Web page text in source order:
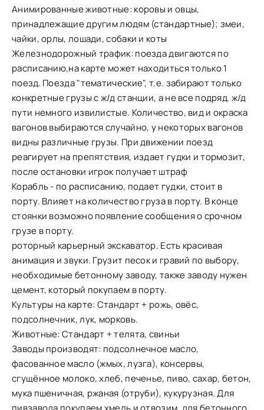
Анимированные животные: коровы и овцы,
принадлежащие другим людям (стандартные); змеи,
чайки, орлы, лошади, собаки и коты
Железнодорожный трафик: поезда двигаются по
расписанию,на карте может находиться только 1
поезд. Поезда "тематические", т.е. забирают только
конкретные грузы с ж/д станции, а не все подряд. ж/д
пути немного извилистые. Количество, вид и окраска
вагонов выбираются случайно, у некоторых вагонов
видны различные грузы. При движении поезд
реагирует на препятствия, издает гудки и тормозит,
после остановки игрок получает штраф
Корабль - по расписанию, подает гудки, стоит в
порту. Влияет на количество груза в порту. В конце
стоянки возможно появление сообщения о срочном
грузе в порту.
роторный карьерный экскаватор. Есть красивая
анимация и звуки. Грузит песок и гравий по выбору,
необходимые бетонному заводу, также заводу нужен
цемент, который покупаем в порту.
Культуры на карте: Стандарт + рожь, овёс,
подсолнечник, лук, морковь.
Животные: Стандарт + телята, свиньи
Заводы производят: подсолнечное масло,
фасованное масло (жмых, лузга), консервы,
сгущённое молоко, хлеб, печенье, пиво, сахар, бетон,
мука пшеничная, ржаная (отруби), кукурузная. Для